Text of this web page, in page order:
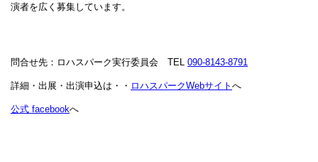
演者を広く募集しています。
問合せ先：ロハスパーク実行委員会 TEL 090-8143-8791
詳細・出展・出演申込は・・ ロハスパークWebサイト へ
公式 facebookへ